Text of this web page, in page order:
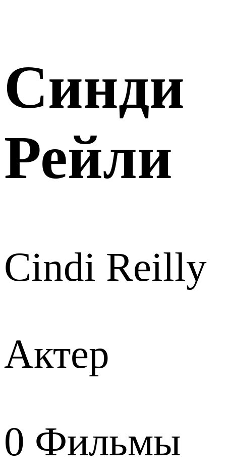
Синди
Рейли
Cindi Reilly
Актер
0 Фильмы